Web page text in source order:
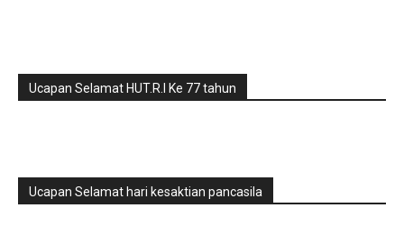
Ucapan Selamat HUT.R.I Ke 77 tahun
Ucapan Selamat hari kesaktian pancasila